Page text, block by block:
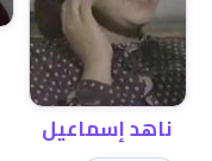
ناهد إسماعيل